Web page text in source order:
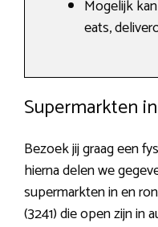
Mogelijk
eats,
Supermarkten
Bezoek jij graag een
hierna delen we
supermarkten in en
(3241) die open zijn in